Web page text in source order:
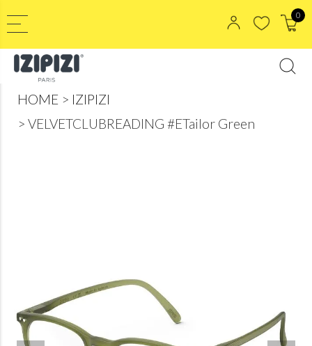
0
HOME
IZIPIZI
VELVETCLUBREADING #ETailor Green